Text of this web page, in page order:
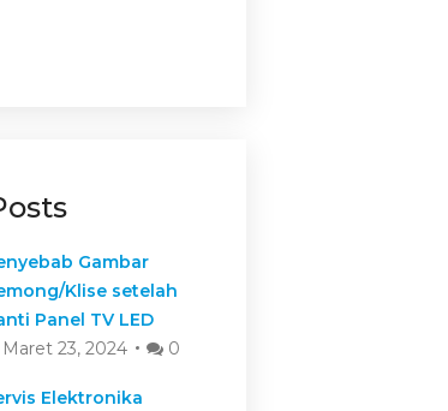
Gambar
Klise setelah
Panel TV LED
Maret 23, 2024
0
Elektronika